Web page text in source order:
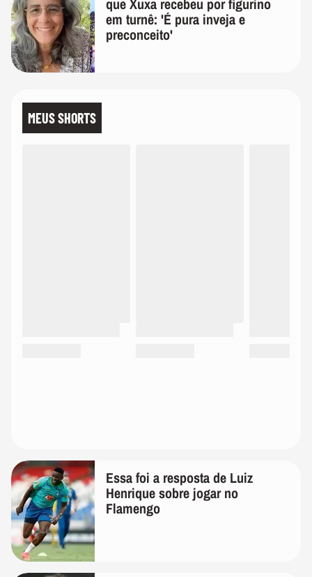
que Xuxa recebeu por figurino
em turnê: 'É pura inveja e
preconceito'
MEUS SHORTS
Essa foi a resposta de Luiz
Henrique sobre jogar no
Flamengo